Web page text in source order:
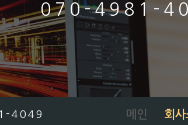
070-4981-
4049 메인 회사